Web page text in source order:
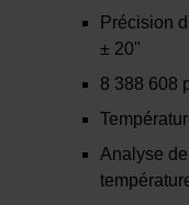
Précision
± 20"
8 388 608
Analyse